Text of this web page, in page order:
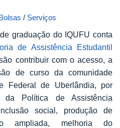
/ Serviços
graduação do IQUFU conta
de Assistência Estudantil
contribuir com o acesso, a
de curso da comunidade
Federal de Uberlândia, por
da Política de Assistência
social, produção de
ampliada, melhoria do